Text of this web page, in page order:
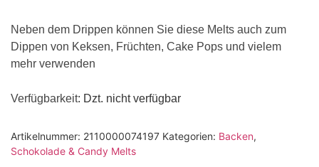
Neben dem Drippen können Sie diese Melts auch zum
Dippen von Keksen, Früchten, Cake Pops und vielem
mehr verwenden
Verfügbarkeit: Dzt. nicht verfügbar
Artikelnummer: 2110000074197 Kategorien: Backen,
Schokolade & Candy Melts